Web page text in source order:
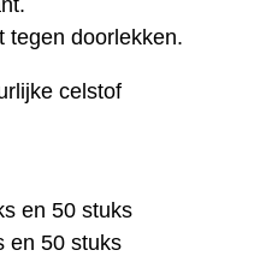
tegen doorlekken.
celstof
en 50 stuks
en 50 stuks